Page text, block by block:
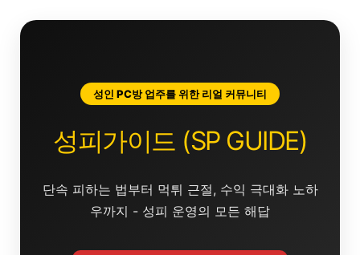
성인 PC방 업주를 위한 리얼 커뮤니티
성피가이드 (SP GUIDE)
단속 피하는 법부터 먹튀 근절, 수익 극대화 노하
우까지 - 성피 운영의 모든 해답